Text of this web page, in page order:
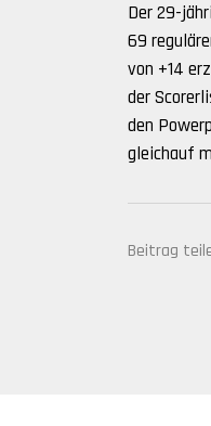
Der 29-
69
von +14
der
den
gleichauf
Beitrag